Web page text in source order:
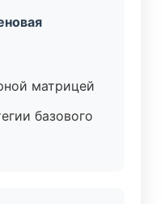
матрицей
базового